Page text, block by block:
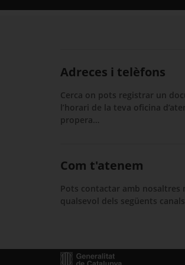
Adreces i telèfons
Cerca on pots registrar un
l’horari de la teva oficina
propera…
Com t'atenem
Pots contactar amb nosaltres
qualsevol dels següents